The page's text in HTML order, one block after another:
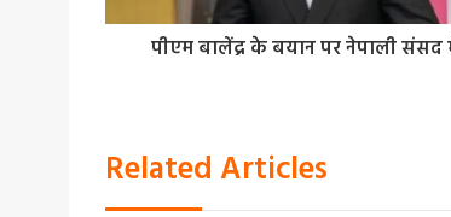
पीएम बालेंद्र के बयान पर नेपाली संसद
Related Articles